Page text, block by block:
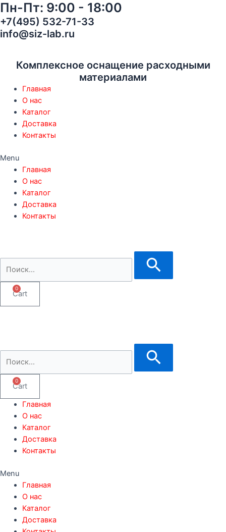
Перейти
к
содержимому
Пн-Пт: 9:00 - 18:00
+7(495) 532-71-33
info@siz-lab.ru
Комплексное оснащение расходными
материалами
Главная
О нас
Каталог
Доставка
Контакты
Menu
Главная
О нас
Каталог
Доставка
Контакты
0
Cart
0
Cart
Главная
О нас
Каталог
Доставка
Контакты
Menu
Главная
О нас
Каталог
Доставка
Сварочная
маска
3M
Speedglas
Air,
светофильтром
G5-
01/03NC
системой
3M
Adflo
quantity